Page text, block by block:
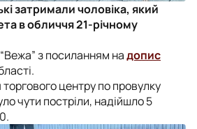
затримали чоловіка, який
в обличчя 21-річному
“Вежа” з посиланням надопис
центру по провулку
чути постріли, надійшло 5